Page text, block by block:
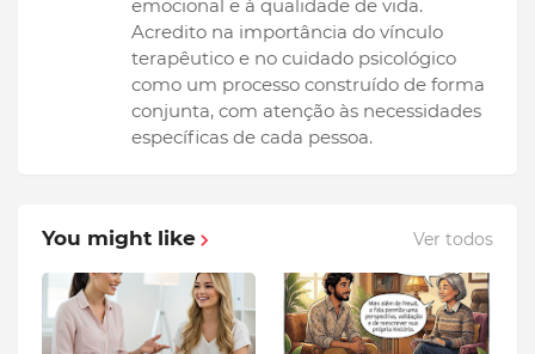
emocional e à qualidade de vida.
Acredito na importância do vínculo
terapêutico e no cuidado psicológico
como um processo construído de forma
conjunta, com atenção às necessidades
específicas de cada pessoa.
You might like Ver todos